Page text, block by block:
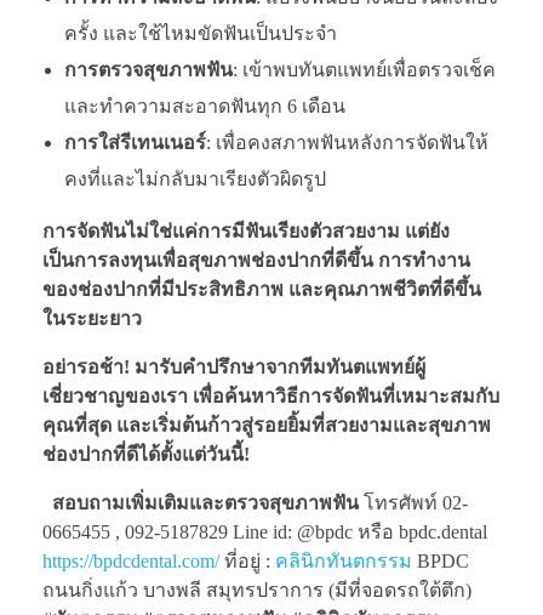
ครั้ง และใช้ไหมขัดฟันเป็นประจำ
การตรวจสุขภาพฟัน: เข้าพบทันตแพทย์เพื่อตรวจเช็ค
และทำความสะอาดฟันทุก 6 เดือน
การใส่รีเทนเนอร์: เพื่อคงสภาพฟันหลังการจัดฟันให้
คงที่และไม่กลับมาเรียงตัวผิดรูป
การจัดฟันไม่ใช่แค่การมีฟันเรียงตัวสวยงาม แต่ยัง
เป็นการลงทุนเพื่อสุขภาพช่องปากที่ดีขึ้น การทำงาน
ของช่องปากที่มีประสิทธิภาพ และคุณภาพชีวิตที่ดีขึ้น
ในระยะยาว
อย่ารอช้า! มารับคำปรึกษาจากทีมทันตแพทย์ผู้
เชี่ยวชาญของเรา เพื่อค้นหาวิธีการจัดฟันที่เหมาะสมกับ
คุณที่สุด และเริ่มต้นก้าวสู่รอยยิ้มที่สวยงามและสุขภาพ
ช่องปากที่ดีได้ตั้งแต่วันนี้!
สอบถามเพิ่มเติมและตรวจสุขภาพฟันโทรศัพท์ 02-
0665455 , 092-5187829 Line id: @bpdc หรือ bpdc.dental
https://bpdcdental.com/ที่อยู่ : คลินิกทันตกรรม BPDC
ถนนกิ่งแก้ว บางพลี สมุทรปราการ (มีที่จอดรถใต้ตึก)